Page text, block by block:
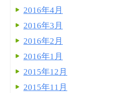
2016年4月
2016年3月
2016年2月
2016年1月
2015年12月
2015年11月